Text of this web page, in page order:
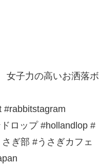
女子力の高いお洒落ボ
ロップ #hollandlop #
ぎ部 #うさぎカフェ